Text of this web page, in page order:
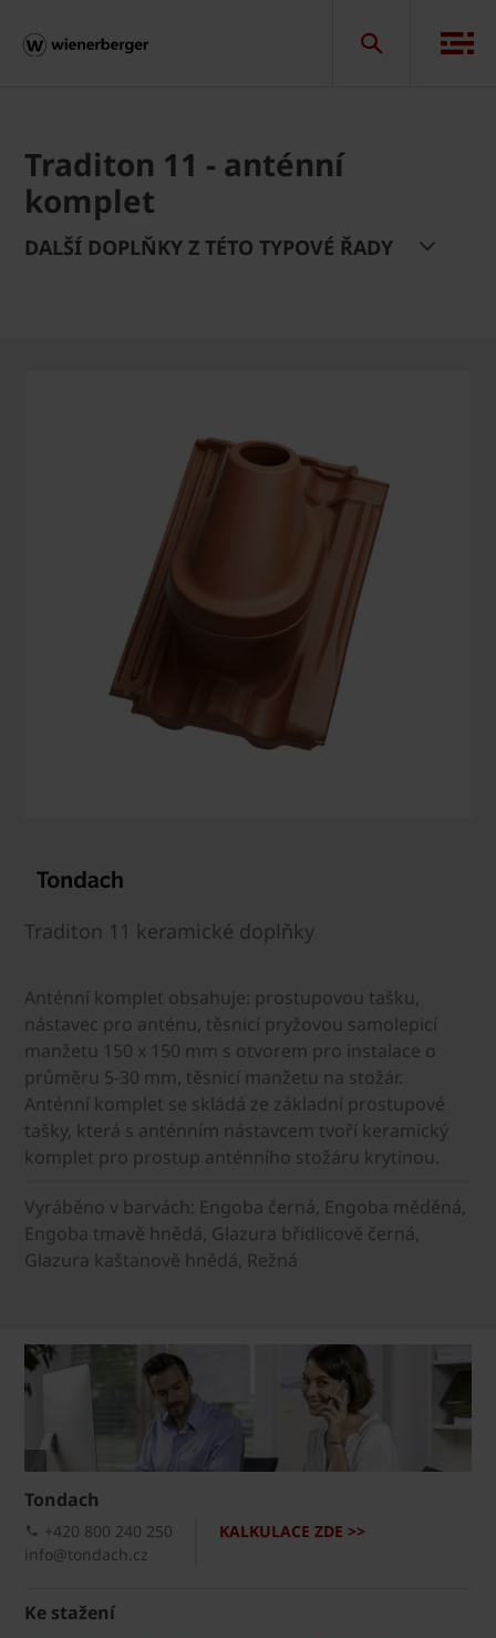
Traditon 11 - anténní
komplet
DALŠÍ DOPLŇKY Z TÉTO TYPOVÉ ŘADY
Traditon 11 keramické doplňky
Anténní komplet obsahuje: prostupovou tašku,
nástavec pro anténu, těsnicí pryžovou samolepicí
manžetu 150 x 150 mm s otvorem pro instalace o
průměru 5-30 mm, těsnicí manžetu na stožár.
Anténní komplet se skládá ze základní prostupové
tašky, která s anténním nástavcem tvoří keramický
komplet pro prostup anténního stožáru krytinou.
Vyráběno v barvách: Engoba černá, Engoba měděná,
Engoba tmavě hnědá, Glazura břidlicově černá,
Glazura kaštanově hnědá, Režná
Tondach
KALKULACE ZDE >>
+420 800 240 250
info@tondach.cz
Ke stažení